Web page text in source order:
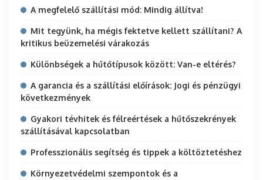
A megfelelő szállítási mód: Mindig állítva!
Mit tegyünk, ha mégis fektetve kellett szállítani? A
kritikus beüzemelési várakozás
Különbségek a hűtőtípusok között: Van-e eltérés?
A garancia és a szállítási előírások: Jogi és pénzügyi
következmények
Gyakori tévhitek és félreértések a hűtőszekrények
szállításával kapcsolatban
Professzionális segítség és tippek a költöztetéshez
Környezetvédelmi szempontok és a